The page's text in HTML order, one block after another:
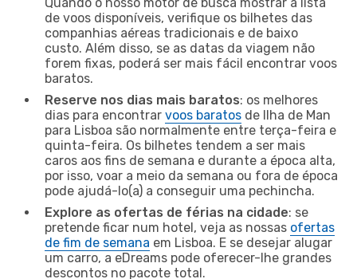
de voos disponíveis, verifique os bilhetes das
companhias aéreas tradicionais e de baixo
custo. Além disso, se as datas da viagem não
forem fixas, poderá ser mais fácil encontrar voos
baratos.
Reserve nos dias mais baratos: os melhores
dias para encontrar voos baratos de Ilha de Man
para Lisboa são normalmente entre terça-feira e
quinta-feira. Os bilhetes tendem a ser mais
caros aos fins de semana e durante a época alta,
por isso, voar a meio da semana ou fora de época
pode ajudá-lo(a) a conseguir uma pechincha.
Explore as ofertas de férias na cidade: se
pretende ficar num hotel, veja as nossas ofertas
de fim de semana em Lisboa. E se desejar alugar
um carro, a eDreams pode oferecer-lhe grandes
descontos no pacote total.